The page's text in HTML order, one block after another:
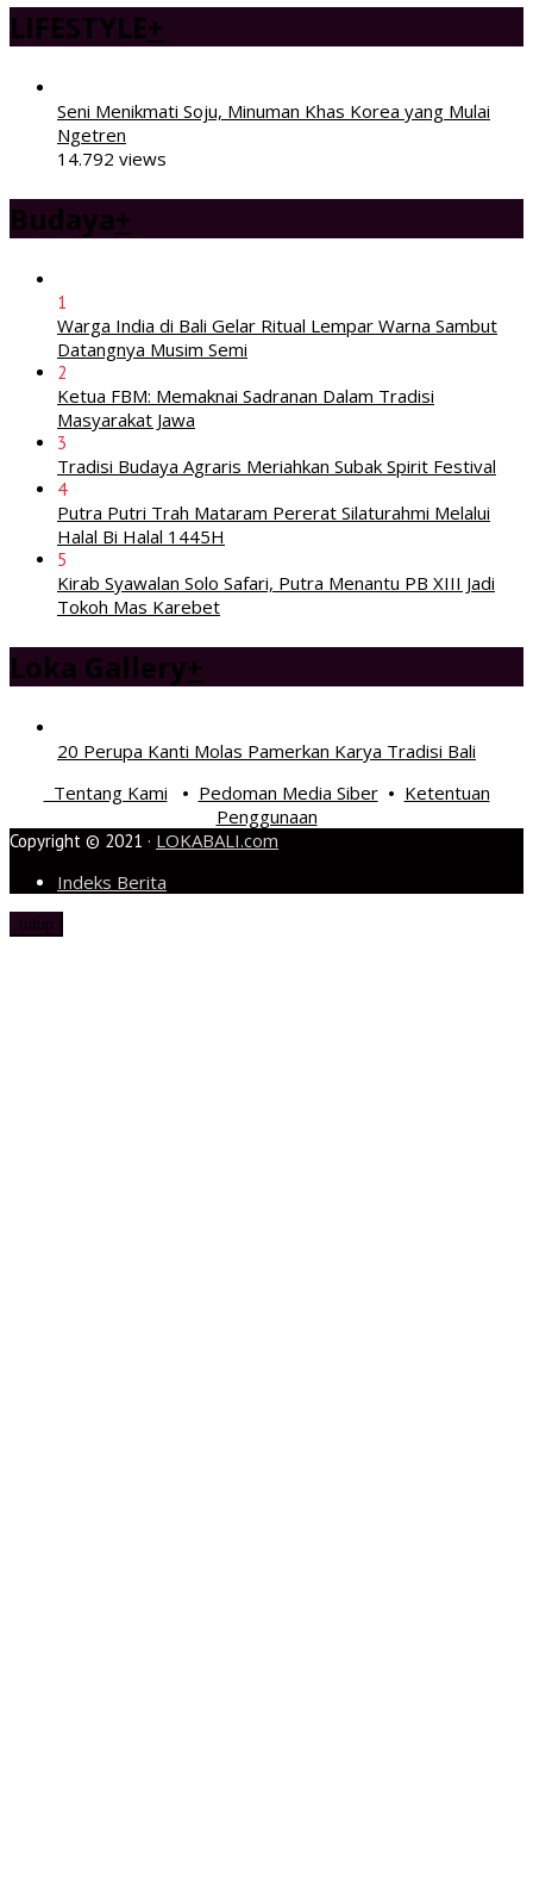
LIFESTYLE+
Seni Menikmati Soju, Minuman Khas Korea yang Mulai
Ngetren
14.792 views
Budaya+
1
Warga India di Bali Gelar Ritual Lempar Warna Sambut
Datangnya Musim Semi
2
Ketua FBM: Memaknai Sadranan Dalam Tradisi
Masyarakat Jawa
3
Tradisi Budaya Agraris Meriahkan Subak Spirit Festival
4
Putra Putri Trah Mataram Pererat Silaturahmi Melalui
Halal Bi Halal 1445H
5
Kirab Syawalan Solo Safari, Putra Menantu PB XIII Jadi
Tokoh Mas Karebet
Loka Gallery+
20 Perupa Kanti Molas Pamerkan Karya Tradisi Bali
Tentang Kami • Pedoman Media Siber• Ketentuan
Penggunaan
Copyright © 2021 · LOKABALI.com
Indeks Berita
tutup